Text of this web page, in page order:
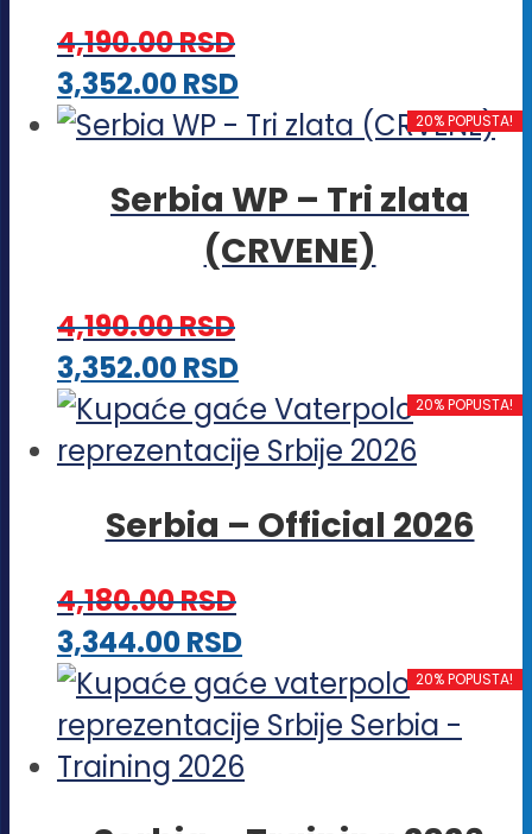
4,190.00RSD
3,352.00RSDOvaj
proizvod
više
varijanti.
biti
izabrane
na
proizvoda.
20% POPUSTA!
Serbia WP – Tri zlata
(CRVENE)
4,190.00RSD
3,352.00RSDOvaj
proizvod
ima
varijanti.
biti
izabrane
na
stranici
proizvoda.
20% POPUSTA!
Serbia – Official 2026
4,180.00RSD
3,344.00RSDOvaj
proizvod
ima
više
20% POPUSTA!